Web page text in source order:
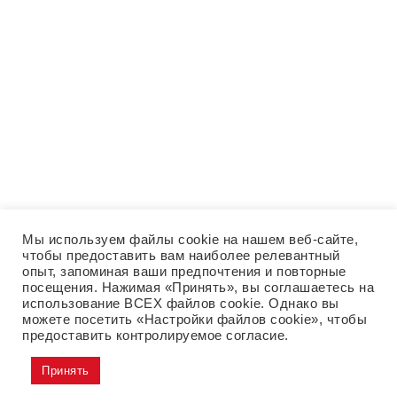
Мы используем файлы cookie на нашем веб-сайте,
чтобы предоставить вам наиболее релевантный
опыт, запоминая ваши предпочтения и повторные
посещения. Нажимая «Принять», вы соглашаетесь на
использование ВСЕХ файлов cookie. Однако вы
можете посетить «Настройки файлов cookie», чтобы
предоставить контролируемое согласие.
Принять